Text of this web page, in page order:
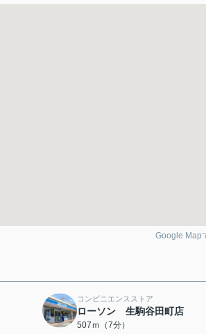
Google Map
コンビニエンスストア
ローソン 生駒谷田町店
507ｍ（7分）